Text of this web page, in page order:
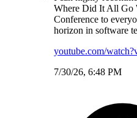
Where Did It All Go
Conference to
horizon in software
youtube.com/
7/30/26, 6:48 PM